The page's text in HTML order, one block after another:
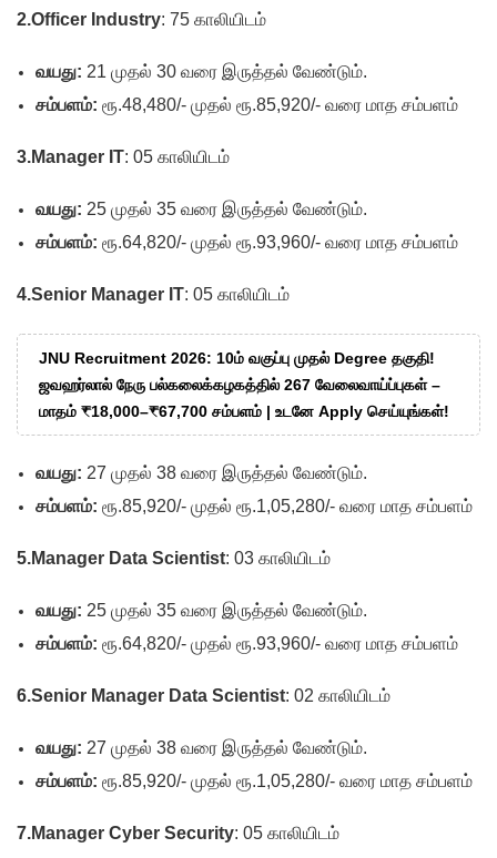
2.Officer Industry: 75 காலியிடம்
வயது: 21 முதல் 30 வரை இருத்தல் வேண்டும்.
சம்பளம்: ரூ.48,480/- முதல் ரூ.85,920/- வரை மாத சம்பளம்
3.Manager IT: 05 காலியிடம்
வயது: 25 முதல் 35 வரை இருத்தல் வேண்டும்.
சம்பளம்: ரூ.64,820/- முதல் ரூ.93,960/- வரை மாத சம்பளம்
4.Senior Manager IT: 05 காலியிடம்
JNU Recruitment 2026: 10ம் வகுப்பு முதல் Degree தகுதி!
ஜவஹர்லால் நேரு பல்கலைக்கழகத்தில் 267 வேலைவாய்ப்புகள் –
மாதம் ₹18,000–₹67,700 சம்பளம் | உடனே Apply செய்யுங்கள்!
வயது: 27 முதல் 38 வரை இருத்தல் வேண்டும்.
சம்பளம்: ரூ.85,920/- முதல் ரூ.1,05,280/- வரை மாத சம்பளம்
5.Manager Data Scientist: 03 காலியிடம்
வயது: 25 முதல் 35 வரை இருத்தல் வேண்டும்.
சம்பளம்: ரூ.64,820/- முதல் ரூ.93,960/- வரை மாத சம்பளம்
6.Senior Manager Data Scientist: 02 காலியிடம்
வயது: 27 முதல் 38 வரை இருத்தல் வேண்டும்.
சம்பளம்: ரூ.85,920/- முதல் ரூ.1,05,280/- வரை மாத சம்பளம்
7.Manager Cyber Security: 05 காலியிடம்